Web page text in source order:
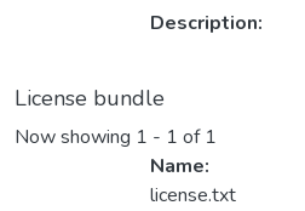
Description:
License bundle
Now showing 1 - 1 of 1
Name:
license.txt